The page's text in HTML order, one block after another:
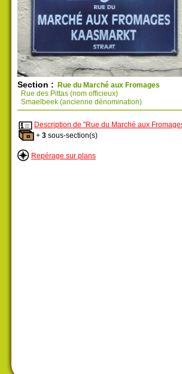
Section : Rue du Marché aux Fromages
Rue des Pittas (nom officieux)
Smaelbeek (ancienne dénomination)
Description de "Rue du Marché aux
+ 3 sous-section(s)
Repérage sur plans